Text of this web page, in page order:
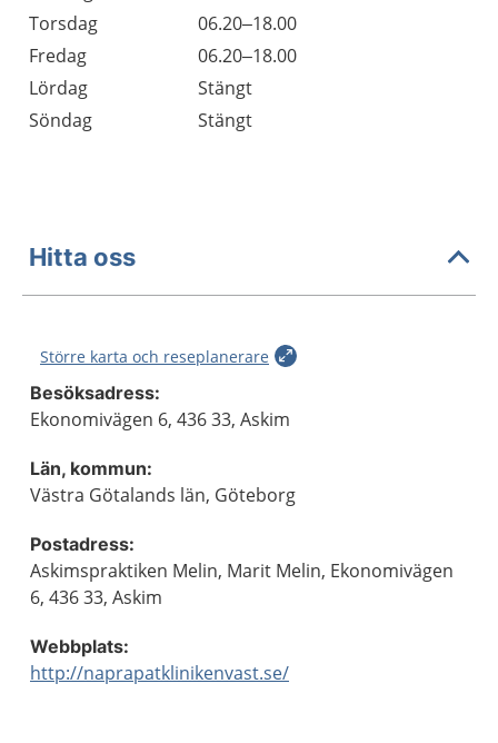
Torsdag
06.20–18.00
Fredag
06.20–18.00
Lördag
Stängt
Söndag
Stängt
Hitta oss
Större karta och reseplanerare
Besöksadress:
Ekonomivägen 6, 436 33, Askim
Län, kommun:
Västra Götalands län, Göteborg
Postadress:
Askimspraktiken Melin, Marit Melin, Ekonomivägen
6, 436 33, Askim
Webbplats:
http://naprapatklinikenvast.se/